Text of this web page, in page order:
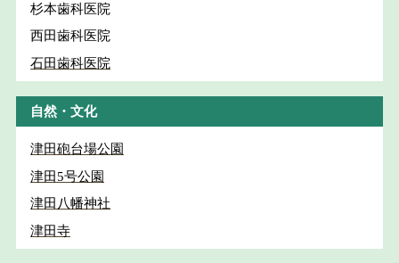
杉本歯科医院
西田歯科医院
石田歯科医院
自然・文化
津田砲台場公園
津田5号公園
津田八幡神社
津田寺